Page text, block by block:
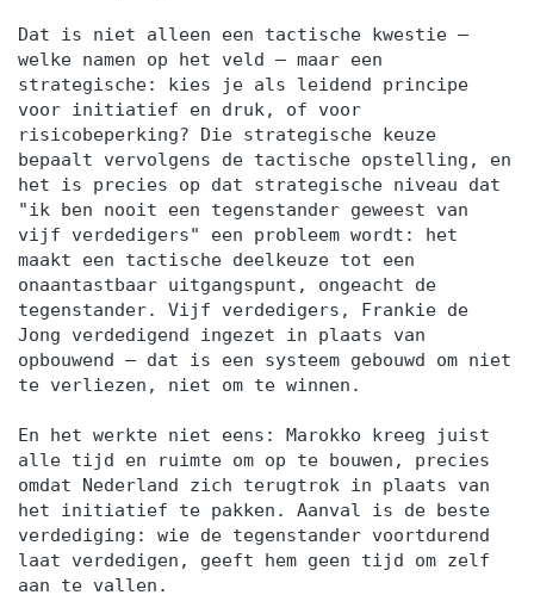
Dat is niet alleen een tactische kwestie —
welke namen op het veld — maar een
strategische: kies je als leidend principe
voor initiatief en druk, of voor
risicobeperking? Die strategische keuze
bepaalt vervolgens de tactische opstelling, en
het is precies op dat strategische niveau dat
"ik ben nooit een tegenstander geweest van
vijf verdedigers" een probleem wordt: het
maakt een tactische deelkeuze tot een
onaantastbaar uitgangspunt, ongeacht de
tegenstander. Vijf verdedigers, Frankie de
Jong verdedigend ingezet in plaats van
opbouwend — dat is een systeem gebouwd om niet
te verliezen, niet om te winnen.
En het werkte niet eens: Marokko kreeg juist
alle tijd en ruimte om op te bouwen, precies
omdat Nederland zich terugtrok in plaats van
het initiatief te pakken. Aanval is de beste
verdediging: wie de tegenstander voortdurend
laat verdedigen, geeft hem geen tijd om zelf
aan te vallen.